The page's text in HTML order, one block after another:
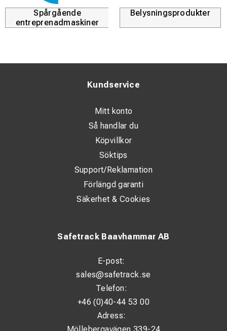
Spårgående
entreprenadmaskiner
Belysningsprodukter
Safetrack Baavhammar AB
E-post:
sales@safetrack.se
Telefon:
+46 (0)40-44 53 00
Adress:
Möllebergavägen 339-24
Kundservice
Mitt konto
Så handlar du
Köpvillkor
Söktips
Support/Reklamation
Förlängd garanti
Säkerhet & Cookies